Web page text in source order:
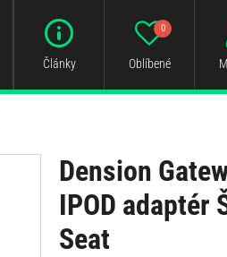
Články Oblíbené
0
Dension
IPOD adaptér
Seat